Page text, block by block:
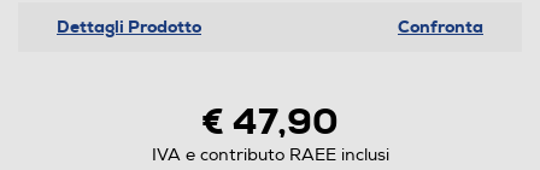
Dettagli Prodotto Confronta
€ 47,90
IVA e contributo RAEE inclusi